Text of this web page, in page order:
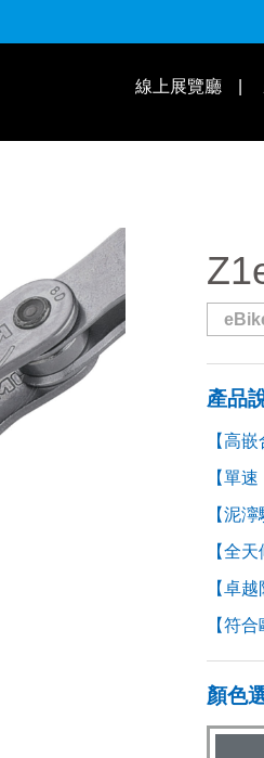
線上展覽廳適用車
操作教學 |
產品
【高
【單
【泥
【全
【卓
【符
顏色